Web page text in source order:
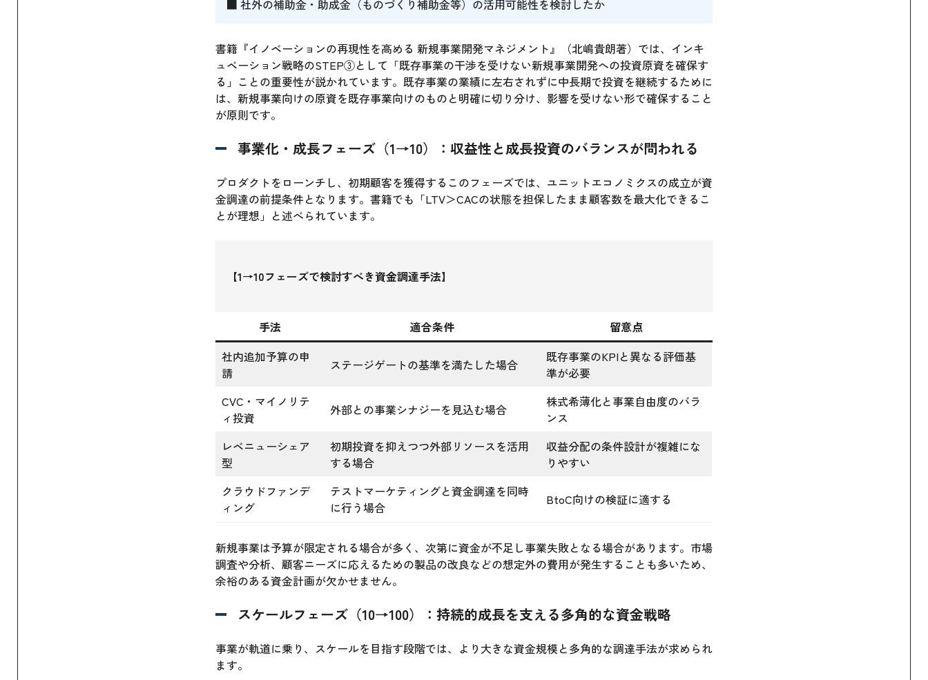
■ 社外の補助金・助成金（ものづくり補助金等）の活用可能性を検討したか
書籍『イノベーションの再現性を高める 新規事業開発マネジメント』（北嶋貴朗著）では、インキ
ュベーション戦略のSTEP③として「既存事業の干渉を受けない新規事業開発への投資原資を確保す
る」ことの重要性が説かれています。既存事業の業績に左右されずに中長期で投資を継続するために
は、新規事業向けの原資を既存事業向けのものと明確に切り分け、影響を受けない形で確保すること
が原則です。
事業化・成長フェーズ（1→10）：収益性と成長投資のバランスが問われる
プロダクトをローンチし、初期顧客を獲得するこのフェーズでは、ユニットエコノミクスの成立が資
金調達の前提条件となります。書籍でも「LTV＞CACの状態を担保したまま顧客数を最大化できるこ
とが理想」と述べられています。
【1→10フェーズで検討すべき資金調達手法】
手法 適合条件
留意点
社内追加予算の申
請
ステージゲートの基準を満たした場合
既存事業のKPIと異なる評価基
準が必要
CVC・マイノリテ
ィ投資
外部との事業シナジーを見込む場合
株式希薄化と事業自由度のバラ
ンス
レベニューシェア
型
初期投資を抑えつつ外部リソースを活用
する場合
収益分配の条件設計が複雑にな
りやすい
クラウドファンデ
ィング
テストマーケティングと資金調達を同時
に行う場合
BtoC向けの検証に適する
新規事業は予算が限定される場合が多く、次第に資金が不足し事業失敗となる場合があります。市場
調査や分析、顧客ニーズに応えるための製品の改良などの想定外の費用が発生することも多いため、
余裕のある資金計画が欠かせません。
スケールフェーズ（10→100）：持続的成長を支える多角的な資金戦略
事業が軌道に乗り、スケールを目指す段階では、より大きな資金規模と多角的な調達手法が求められ
ます。